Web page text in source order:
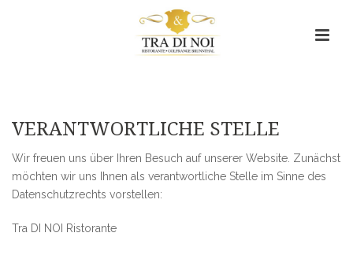
Datenschutzerklärung
VERANTWORTLICHE STELLE
Wir freuen uns über Ihren Besuch auf unserer Website. Zunächst
möchten wir uns Ihnen als verantwortliche Stelle im Sinne des
Datenschutzrechts vorstellen:
Tra DI NOI Ristorante